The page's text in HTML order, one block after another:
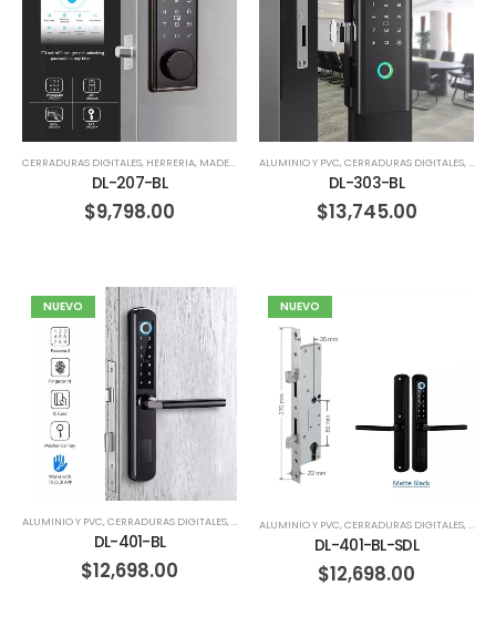
CERRADURAS DIGITALES, HERRERIA, MADERA
DL-207-BL
$9,798.00
ALUMINIO Y PVC,CERRADURAS DIGITALES,
DL-303-BL
$13,745.00
NUEVO
ALUMINIO Y PVC,CERRADURAS DIGITALES,HERRERIA,MADERA
DL-401-BL
$12,698.00
NUEVO
ALUMINIO Y PVC,CERRADURAS DIGITALES,
DL-401-BL-SDL
$12,698.00